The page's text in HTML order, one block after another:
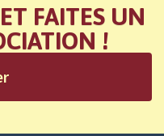
FAITES UN
!